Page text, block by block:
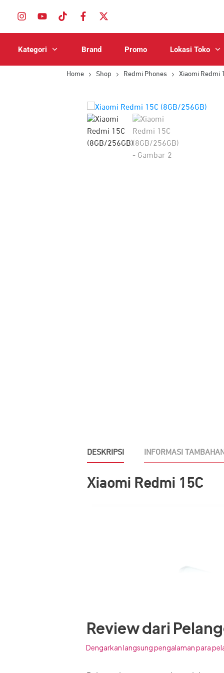
Kategori Brand Promo Lokasi Toko
Home Shop Redmi Phones Xiaomi Redmi
DESKRIPSI INFORMASI TAMBAHAN
Xiaomi Redmi 15C
Review dari
Dengarkan langsung pengalaman para